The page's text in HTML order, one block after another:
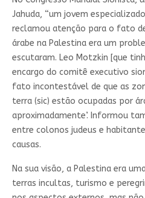
Jahuda, “um jovem
reclamou atenção para o fato
árabe na Palestina era um
escutaram. Leo Motzkin [que
encargo do comitê executivo
fato incontestável de que as
terra (sic) estão ocupadas por
aproximadamente’. Informou
entre colonos judeus e
causas.
Na sua visão, a Palestina era
terras incultas, turismo e